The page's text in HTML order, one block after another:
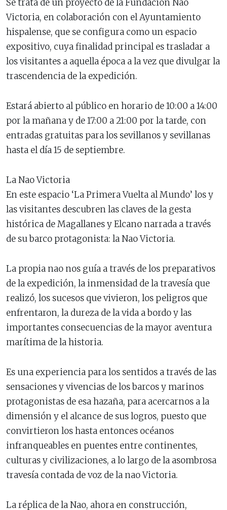
Se trata de un proyecto de la Fundación Nao
Victoria, en colaboración con el Ayuntamiento
hispalense, que se configura como un espacio
expositivo, cuya finalidad principal es trasladar a
los visitantes a aquella época a la vez que divulgar la
trascendencia de la expedición.
Estará abierto al público en horario de 10:00 a 14:00
por la mañana y de 17:00 a 21:00 por la tarde, con
entradas gratuitas para los sevillanos y sevillanas
hasta el día 15 de septiembre.
La Nao Victoria
En este espacio ‘La Primera Vuelta al Mundo’ los y
las visitantes descubren las claves de la gesta
histórica de Magallanes y Elcano narrada a través
de su barco protagonista: la Nao Victoria.
La propia nao nos guía a través de los preparativos
de la expedición, la inmensidad de la travesía que
realizó, los sucesos que vivieron, los peligros que
enfrentaron, la dureza de la vida a bordo y las
importantes consecuencias de la mayor aventura
marítima de la historia.
Es una experiencia para los sentidos a través de las
sensaciones y vivencias de los barcos y marinos
protagonistas de esa hazaña, para acercarnos a la
dimensión y el alcance de sus logros, puesto que
convirtieron los hasta entonces océanos
infranqueables en puentes entre continentes,
culturas y civilizaciones, a lo largo de la asombrosa
travesía contada de voz de la nao Victoria.
La réplica de la Nao, ahora en construcción,